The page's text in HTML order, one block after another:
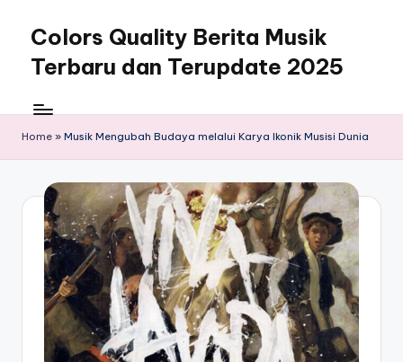
content
Colors Quality Berita Musik
Terbaru dan Terupdate 2025
Home » Musik Mengubah Budaya melalui Karya Ikonik Musisi Dunia